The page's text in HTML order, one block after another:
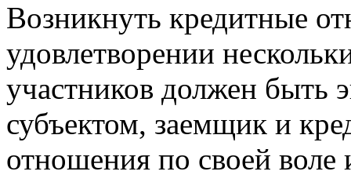
Возникнуть кредитные
удовлетворении
участников должен быть
субъектом, заемщик и
отношения по своей